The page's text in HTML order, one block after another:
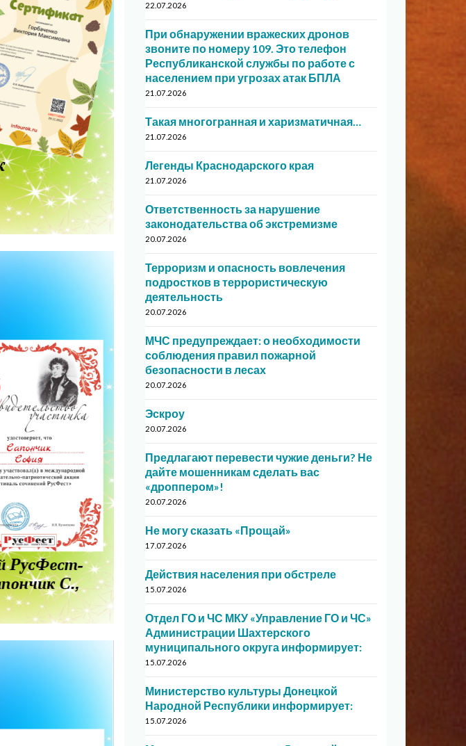
22.07.2026
При обнаружении вражеских дронов
звоните по номеру 109. Это телефон
Республиканской службы по работе с
населением при угрозах атак БПЛА
21.07.2026
Такая многогранная и харизматичная…
21.07.2026
Легенды Краснодарского края
21.07.2026
Ответственность за нарушение
законодательства об экстремизме
20.07.2026
Терроризм и опасность вовлечения
подростков в террористическую
деятельность
20.07.2026
МЧС предупреждает: о необходимости
соблюдения правил пожарной
безопасности в лесах
20.07.2026
Эскроу
20.07.2026
Предлагают перевести чужие деньги? Не
дайте мошенникам сделать вас
«дроппером»!
20.07.2026
Не могу сказать «Прощай»
17.07.2026
Действия населения при обстреле
15.07.2026
Отдел ГО и ЧС МКУ «Управление ГО и ЧС»
Администрации Шахтерского
муниципального округа информирует:
15.07.2026
Министерство культуры Донецкой
Народной Республики информирует:
15.07.2026